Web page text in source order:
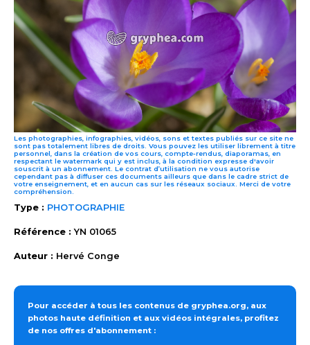
Les photographies, infographies, vidéos, sons et textes publiés sur ce site ne
sont pas totalement libres de droits. Vous pouvez les utiliser librement à titre
personnel, dans la création de vos cours, compte-rendus, diaporamas, en
respectant le watermark qui y est inclus, à la condition expresse d'avoir
souscrit à un abonnement. Le contrat d’utilisation ne vous autorise
cependant pas à diffuser ces documents ailleurs que dans le cadre strict de
votre enseignement, et en aucun cas sur les réseaux sociaux. Merci de votre
compréhension.
Type : PHOTOGRAPHIE
Référence :YN 01065
Auteur : Hervé Conge
Pour accéder à tous les contenus de gryphea.org, aux
photos haute définition et aux vidéos intégrales, profitez
de nos offres d'abonnement :